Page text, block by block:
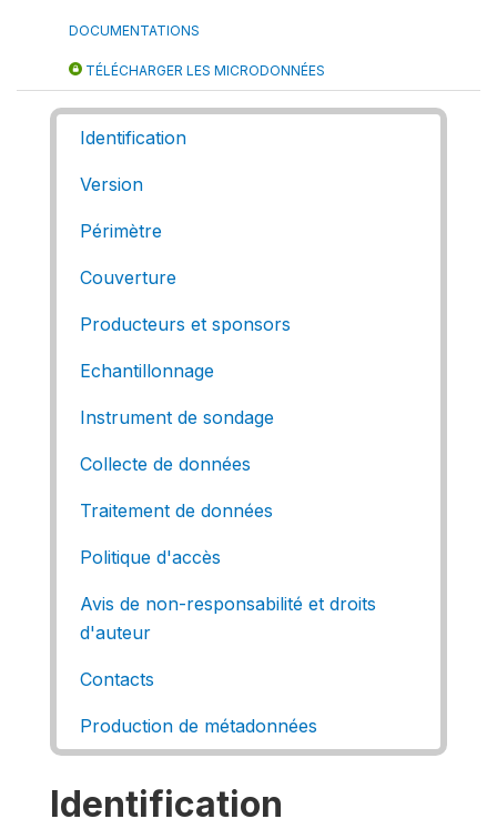
DOCUMENTATIONS
TÉLÉCHARGER LES MICRODONNÉES
Identification
Version
Périmètre
Couverture
Producteurs et sponsors
Echantillonnage
Instrument de sondage
Collecte de données
Traitement de données
Politique d'accès
Avis de non-responsabilité et droits
d'auteur
Contacts
Production de métadonnées
Identification